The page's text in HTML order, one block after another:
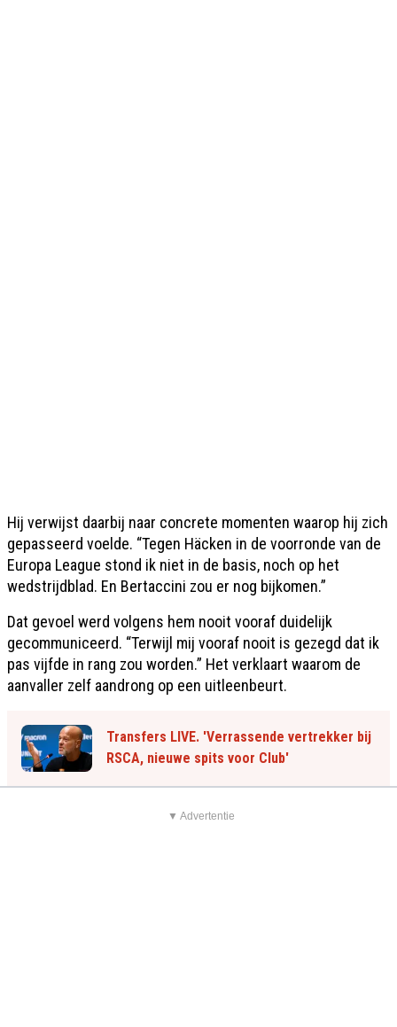
Hij verwijst daarbij naar concrete momenten waarop hij zich
gepasseerd voelde. “Tegen Häcken in de voorronde van de
Europa League stond ik niet in de basis, noch op het
wedstrijdblad. En Bertaccini zou er nog bijkomen.”
Dat gevoel werd volgens hem nooit vooraf duidelijk
gecommuniceerd. “Terwijl mij vooraf nooit is gezegd dat ik
pas vijfde in rang zou worden.” Het verklaart waarom de
aanvaller zelf aandrong op een uitleenbeurt.
Transfers LIVE. 'Verrassende vertrekker bij
RSCA, nieuwe spits voor Club'
▼ Advertentie